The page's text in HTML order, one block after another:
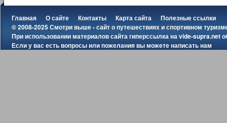
Главная О сайте Контакты Карта сайта
Полезные ссылки
© 2008-2025 Смотри выше - сайт о путешествиях и спортивном
При использовании материалов сайта гиперссылка наvide-supra.net
Если у вас есть вопросы или пожелания вы можетенаписать нам